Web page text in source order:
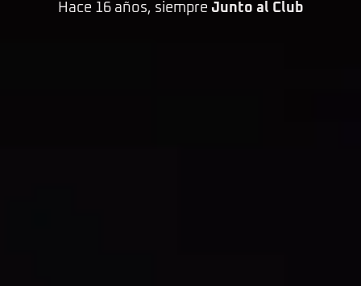
Hace 16 años, siempre Junto al Club